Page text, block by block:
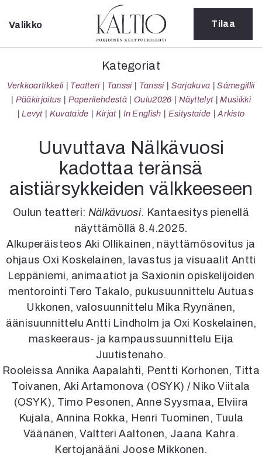
Sulje
Kategoriat
Verkkoartikkeli
Teatteri
Tanssi
Sarjakuva
Sámegillii
Pääkirjoitus
Paperilehdestä
Oulu2026
Näyttelyt
Musiikki
Levyt
Kuvataide
Kirjat
In English
Esitystaide
Arkisto
Lehdet
4/2026
2–3/2026
1/2026
6/2025
5/2025 saame
5/2025
Lehtiarkisto
Valikko Tilaa
Kategoriat
Verkkoartikkeli Teatteri Tanssi Tanssi Sarjakuva
Sámegillii
Pääkirjoitus
Paperilehdestä Oulu2026 Näyttelyt
Musiikki
Levyt
Kuvataide Kirjat In English Esitystaide Arkisto
Uuvuttava Nälkävuosi
kadottaa teränsä
aistiärsykkeiden välkkeeseen
Oulun teatteri: Nälkävuosi. Kantaesitys pienellä
näyttämöllä 8.4.2025.
Alkuperäisteos Aki Ollikainen, näyttämösovitus ja
ohjaus Oxi Koskelainen, lavastus ja visuaalit Antti
Leppäniemi, animaatiot ja Saxionin opiskelijoiden
mentorointi Tero Takalo, pukusuunnittelu Autuas
Ukkonen, valosuunnittelu Mika Ryynänen,
äänisuunnittelu Antti Lindholm ja Oxi Koskelainen,
maskeeraus- ja kampaussuunnittelu Eija
Juutistenaho.
Rooleissa Annika Aapalahti, Pentti Korhonen, Titta
Toivanen, Aki Artamonova (OSYK) / Niko Viitala
(OSYK), Timo Pesonen, Anne Syysmaa, Elviira
Kujala, Annina Rokka, Henri Tuominen, Tuula
Väänänen, Valtteri Aaltonen, Jaana Kahra.
Kertojanääni Joose Mikkonen.